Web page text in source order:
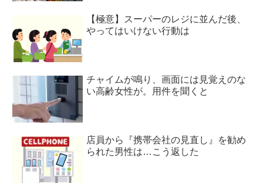
【極意】スーパーのレジに並んだ後、
やってはいけない行動は
チャイムが鳴り、画面には見覚えのな
い高齢女性が。用件を聞くと
店員から『携帯会社の見直し』を勧め
られた男性は…こう返した